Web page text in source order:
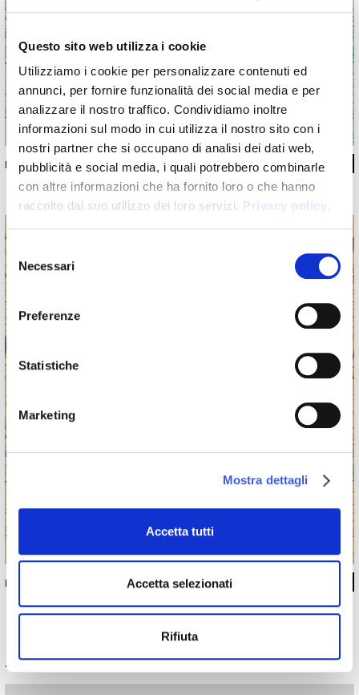
Questo sito web utilizza i cookie
Utilizziamo i cookie per personalizzare contenuti ed
annunci, per fornire funzionalità dei social media e per
analizzare il nostro traffico. Condividiamo inoltre
informazioni sul modo in cui utilizza il nostro sito con i
nostri partner che si occupano di analisi dei dati web,
pubblicità e social media, i quali potrebbero combinarle
con altre informazioni che ha fornito loro o che hanno
raccolto dal suo utilizzo dei loro servizi. Privacy policy.
Selezione
del
consenso
Necessari
Preferenze
Statistiche
Marketing
Mostra dettagli
Accetta tutti
Accetta selezionati
Rifiuta
INKSUEQ1502
INKSUEQ1501
Informazioni tecniche